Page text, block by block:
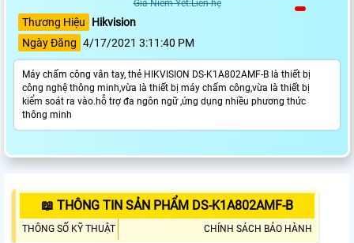
Giá Niêm Yết:Liên hệ
Thương Hiệu
Hikvision
Ngày Đăng 4/17/2021 3:11:40 PM
Máy chấm công vân tay, thẻ HIKVISION DS-K1A802AMF-B là thiết bị
công nghệ thông minh,vừa là thiết bị máy chấm công,vừa là thiết bị
kiểm soát ra vào.hỗ trợ đa ngôn ngữ ,ứng dụng nhiều phương thức
thông minh
📖 THÔNG TIN SẢN PHẨM DS-K1A802AMF-B
THÔNG SỐ KỸ THUẬT CHÍNH SÁCH BẢO HÀNH